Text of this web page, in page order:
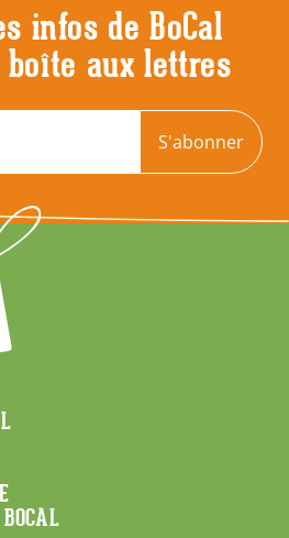
infos de BoCal
aux lettres
S'abonner